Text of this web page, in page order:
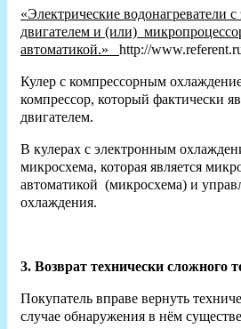
«Электрические водонагреватели
двигателем и (или)
автоматикой.» http://
Кулер с компрессорным
компрессор, который фактически
двигателем.
В кулерах с электронным
микросхема, которая является
автоматикой (микросхема) и
охлаждения.
3. Возврат технически сложного
Покупатель вправе вернуть
случае обнаружения в нём